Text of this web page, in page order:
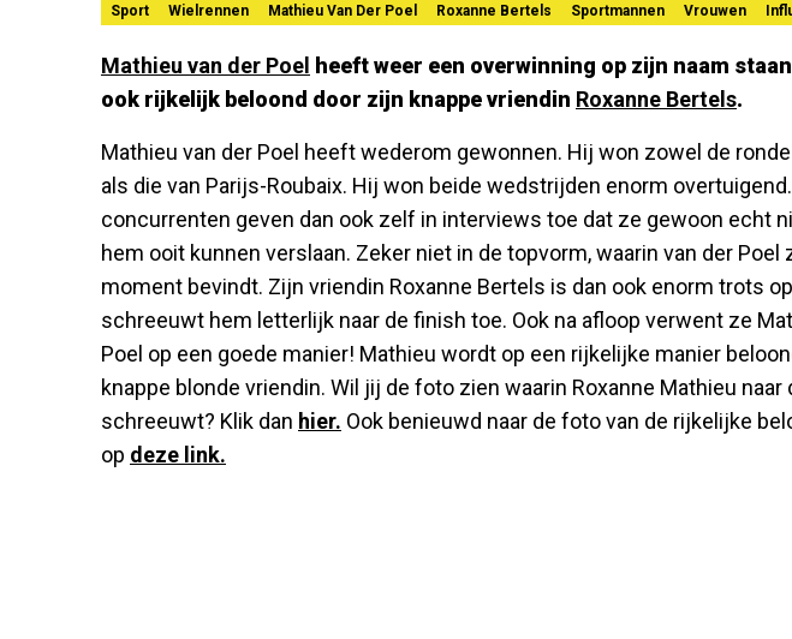
Sport Wielrennen Mathieu Van Der Poel Roxanne Bertels Sportmannen Vrouwen
Mathieu van der Poel
heeft weer een overwinning op zijn naam
ook rijkelijk beloond door zijn knappe vriendin Roxanne Bertels.
Mathieu van der Poel heeft wederom gewonnen. Hij won zowel de
als die van Parijs-Roubaix. Hij won beide wedstrijden enorm
concurrenten geven dan ook zelf in interviews toe dat ze gewoon echt
hem ooit kunnen verslaan. Zeker niet in de topvorm, waarin van der Poel
moment bevindt. Zijn vriendin Roxanne Bertels is dan ook enorm trots
schreeuwt hem letterlijk naar de finish toe. Ook na afloop verwent ze
Poel op een goede manier! Mathieu wordt op een rijkelijke manier
knappe blonde vriendin. Wil jij de foto zien waarin Roxanne Mathieu naar
schreeuwt? Klik dan hier. Ook benieuwd naar de foto van de rijkelijke
op deze link.